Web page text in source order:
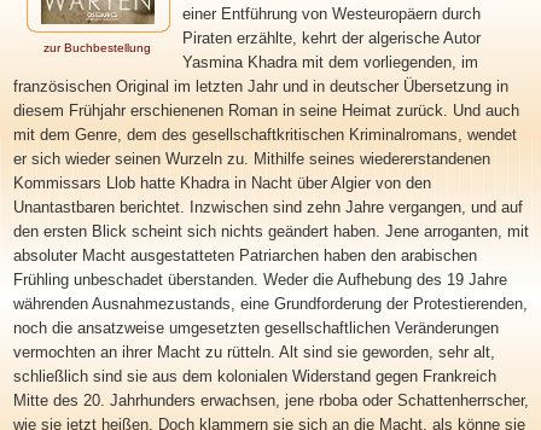
zur Buchbestellung
einer Entführung von Westeuropäern durch
Piraten erzählte, kehrt der algerische Autor
Yasmina Khadra mit dem vorliegenden, im
französischen Original im letzten Jahr und in deutscher Übersetzung in
diesem Frühjahr erschienenen Roman in seine Heimat zurück. Und auch
mit dem Genre, dem des gesellschaftkritischen Kriminalromans, wendet
er sich wieder seinen Wurzeln zu. Mithilfe seines wiedererstandenen
Kommissars Llob hatte Khadra in Nacht über Algier von den
Unantastbaren berichtet. Inzwischen sind zehn Jahre vergangen, und auf
den ersten Blick scheint sich nichts geändert haben. Jene arroganten, mit
absoluter Macht ausgestatteten Patriarchen haben den arabischen
Frühling unbeschadet überstanden. Weder die Aufhebung des 19 Jahre
währenden Ausnahmezustands, eine Grundforderung der Protestierenden,
noch die ansatzweise umgesetzten gesellschaftlichen Veränderungen
vermochten an ihrer Macht zu rütteln. Alt sind sie geworden, sehr alt,
schließlich sind sie aus dem kolonialen Widerstand gegen Frankreich
Mitte des 20. Jahrhunders erwachsen, jene rboba oder Schattenherrscher,
wie sie jetzt heißen. Doch klammern sie sich an die Macht, als könne sie